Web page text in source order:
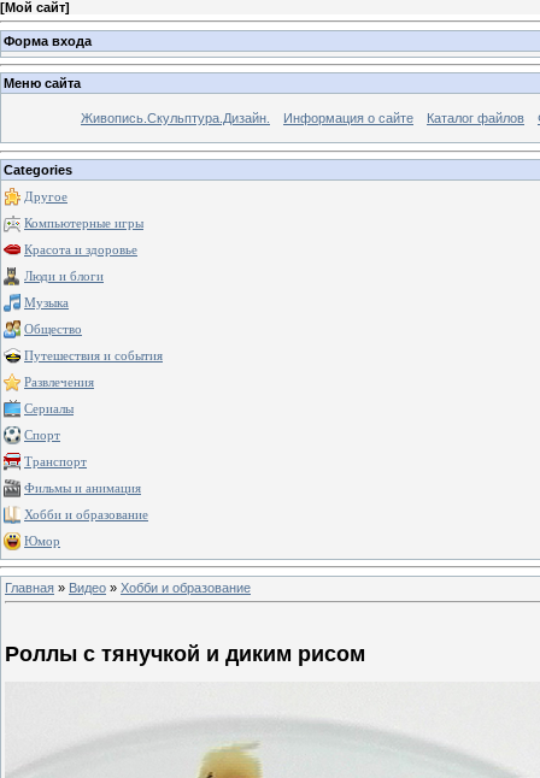
[Мой сайт]
Форма входа
Меню сайта
Живопись.Скульптура.Дизайн. Информация о сайте Каталог файлов
Categories
Другое
Компьютерные игры
Красота и здоровье
Люди и блоги
Музыка
Общество
Путешествия и события
Развлечения
Сериалы
Спорт
Транспорт
Фильмы и анимация
Хобби и образование
Юмор
Главная » Видео » Хобби и образование
Роллы с тянучкой и диким рисом